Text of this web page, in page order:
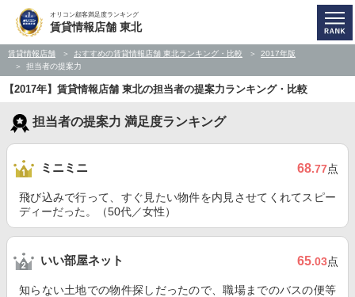
オリコン顧客満足度ランキング
賃貸情報店舗 東北
賃貸情報店舗 おすすめの賃貸情報店舗 東北ランキング・比較
2017年版
担当者の提案力
【2017年】賃貸情報店舗 東北の担当者の提案力ランキング・比較
担当者の提案力 満足度ランキング
ミニミニ 68.77点
飛び込みで行って、すぐ見たい物件を内見させてくれてスピー
ディーだった。（50代／女性）
いい部屋ネット 65.03点
知らない土地での物件探しだったので、職場までのバスの便等